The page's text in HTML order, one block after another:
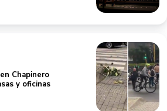
Chapinero
y oficinas